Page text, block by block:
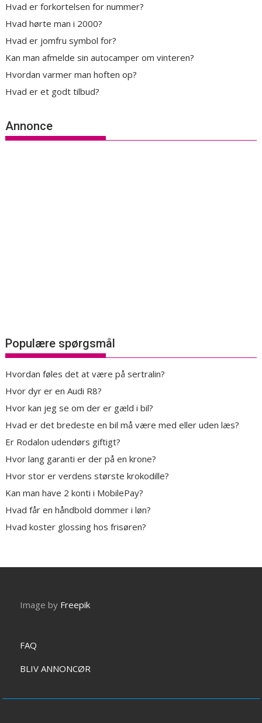
Hvad er forkortelsen for nummer?
Hvad hørte man i 2000?
Hvad er jomfru symbol for?
Kan man afmelde sin autocamper om vinteren?
Hvordan varmer man hoften op?
Hvad er et godt tilbud?
Annonce
Populære spørgsmål
Hvordan føles det at være på sertralin?
Hvor dyr er en Audi R8?
Hvor kan jeg se om der er gæld i bil?
Hvad er det bredeste en bil må være med eller uden læs?
Er Rodalon udendørs giftigt?
Hvor lang garanti er der på en krone?
Hvor stor er verdens største krokodille?
Kan man have 2 konti i MobilePay?
Hvad får en håndbold dommer i løn?
Hvad koster glossing hos frisøren?
Image by Freepik
FAQ
BLIV ANNONCØR